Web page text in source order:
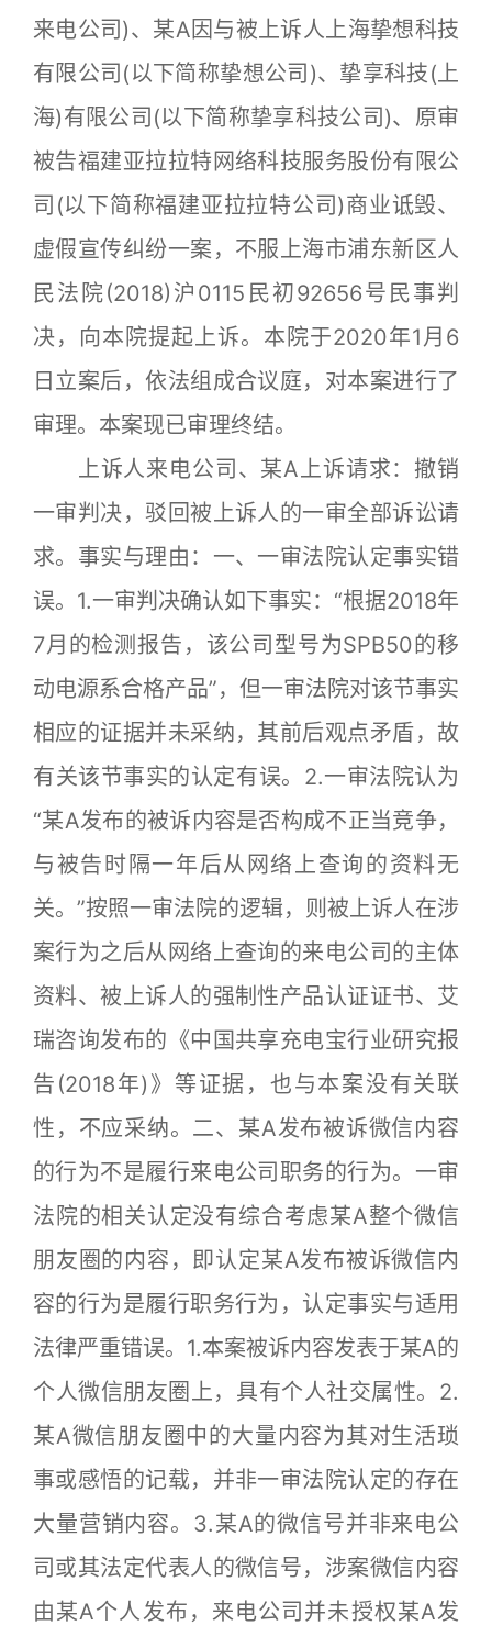
来电公司)、某A因与被上诉人上海挚想科技
有限公司(以下简称挚想公司)、挚享科技(上
海)有限公司(以下简称挚享科技公司)、原审
被告福建亚拉拉特网络科技服务股份有限公
司(以下简称福建亚拉拉特公司)商业诋毁、
虚假宣传纠纷一案，不服上海市浦东新区人
民法院(2018)沪0115民初92656号民事判
决，向本院提起上诉。本院于2020年1月6
日立案后，依法组成合议庭，对本案进行了
审理。本案现已审理终结。
上诉人来电公司、某A上诉请求：撤销
一审判决，驳回被上诉人的一审全部诉讼请
求。事实与理由：一、一审法院认定事实错
误。1.一审判决确认如下事实：“根据2018年
7月的检测报告，该公司型号为SPB50的移
动电源系合格产品”，但一审法院对该节事实
相应的证据并未采纳，其前后观点矛盾，故
有关该节事实的认定有误。2.一审法院认为
“某A发布的被诉内容是否构成不正当竞争，
与被告时隔一年后从网络上查询的资料无
关。”按照一审法院的逻辑，则被上诉人在涉
案行为之后从网络上查询的来电公司的主体
资料、被上诉人的强制性产品认证证书、艾
瑞咨询发布的《中国共享充电宝行业研究报
告(2018年)》等证据，也与本案没有关联
性，不应采纳。二、某A发布被诉微信内容
的行为不是履行来电公司职务的行为。一审
法院的相关认定没有综合考虑某A整个微信
朋友圈的内容，即认定某A发布被诉微信内
容的行为是履行职务行为，认定事实与适用
法律严重错误。1.本案被诉内容发表于某A的
个人微信朋友圈上，具有个人社交属性。2.
某A微信朋友圈中的大量内容为其对生活琐
事或感悟的记载，并非一审法院认定的存在
大量营销内容。3.某A的微信号并非来电公
司或其法定代表人的微信号，涉案微信内容
由某A个人发布，来电公司并未授权某A发